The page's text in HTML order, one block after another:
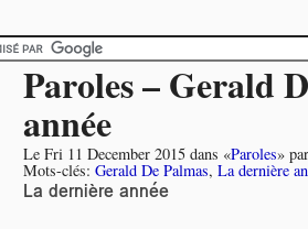
Paroles – Gerald
année
Le Fri 11 December 2015dans «Paroles» par
Mots-clés: Gerald De Palmas, La dernière
La dernière année